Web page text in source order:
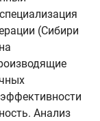
(Сибири
Анализ